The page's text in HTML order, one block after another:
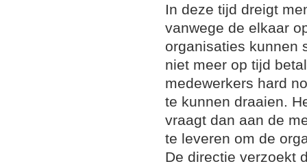
In deze tijd dreigt
vanwege de elkaar
organisaties kunnen
niet meer op tijd
medewerkers hard
te kunnen draaien.
vraagt dan aan de
te leveren om de
De directie verzoekt